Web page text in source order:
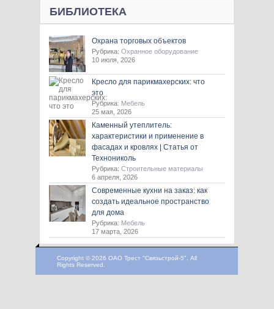
БИБЛИОТЕКА
Охрана торговых объектов
Рубрика: Охранное оборудование
10 июля, 2026
Кресло для парикмахерских: что
это
Рубрика: Мебель
25 мая, 2026
Каменный утеплитель:
характеристики и применение в
фасадах и кровлях | Статья от
Технониколь
Рубрика: Строительные материалы
6 апреля, 2026
Современные кухни на заказ: как
создать идеальное пространство
для дома
Рубрика: Мебель
17 марта, 2026
Copyright © 2026 ОАО Трест "Связьстрой-5", All
Rights Reserved.